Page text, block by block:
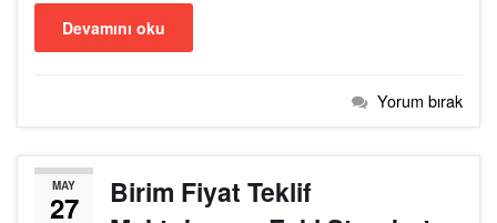
Devamını oku
Yorum bırak
MAY
27
Birim Fiyat Teklif